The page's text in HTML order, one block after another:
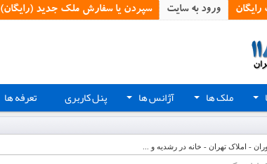
ورود به سایت سپردن یا سفارش ملک جدید (رایگان)‏
+
+ ملک ها + آژانس ها پنل کاربری تعرفه ها
- املاک تهران - خانه در رشدیه و ...